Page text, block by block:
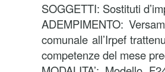
SOGGETTI: Sostituti
ADEMPIMENTO:
comunale all’Irpef
competenze del mese